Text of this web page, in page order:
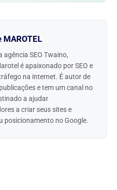
agência SEO Twaino,
é apaixonado por SEO e
na internet. É autor de
e tem um canal no
a ajudar
a criar seus sites e
posicionamento no Google.